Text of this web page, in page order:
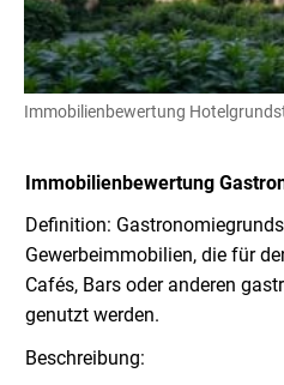
Immobilienbewertung
Immobilienbewertung
Definition:
Gewerbeimmobilien, die für
Cafés, Bars oder anderen
genutzt werden.
Beschreibung: